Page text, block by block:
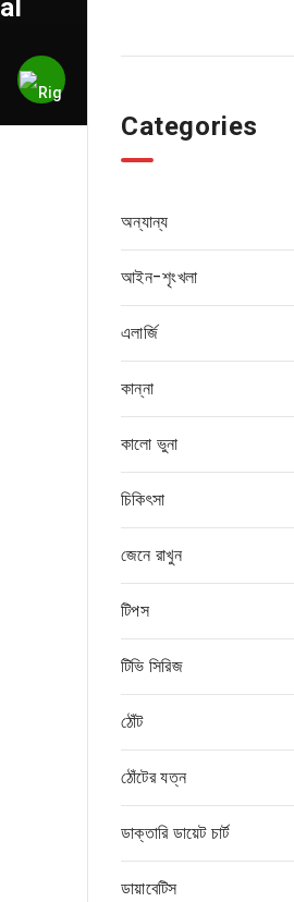
Categories
অন্যান্য
আইন-শৃংখলা
এলার্জি
কান্না
কালো ভুনা
চিকিৎসা
জেনে রাখুন
টিপস
টিভি সিরিজ
ঠোঁট
ঠোঁটের যত্ন
ডাক্তারি ডায়েট চার্ট
ডায়াবেটিস